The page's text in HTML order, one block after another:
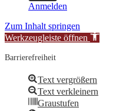
Anmelden
Zum Inhalt springen
Werkzeugleiste öffnen
Barrierefreiheit
Text vergrößern
Text verkleinern
Graustufen